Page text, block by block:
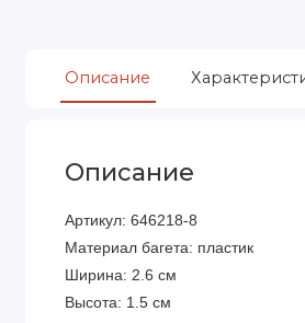
Описание
Описание
Артикул: 646218-8
Материал багета: пластик
Ширина: 2.6 см
Высота: 1.5 см